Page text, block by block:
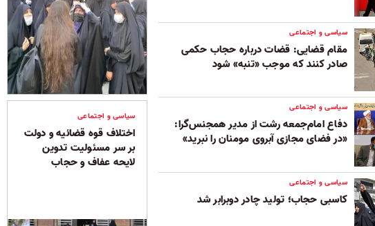
سیاسی و اجتماعی
مقام قضایی: قضات درباره حجاب حکمی
صادر کنند که موجب «تنبه» شود
سیاسی و اجتماعی
دفاع امام‌جمعه رشت از مدیر همجنس‌گرا:
«در فضای مجازی آبروی مومنان را نبرید»
سیاسی و اجتماعی
کاسبی حجاب؛ تولید چادر دوبرابر شد
سیاسی و اجتماعی
اختلاف قوه قضائیه و دولت
بر سر مسئولیت تدوین
لایحه عفاف و حجاب